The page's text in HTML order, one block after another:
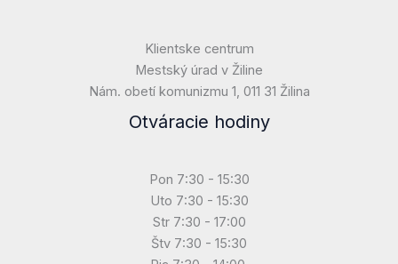
Klientske centrum
Mestský úrad v Žiline
Nám. obetí komunizmu 1, 011 31 Žilina
Otváracie hodiny
Pon 7:30 - 15:30
Uto 7:30 - 15:30
Str 7:30 - 17:00
Štv 7:30 - 15:30